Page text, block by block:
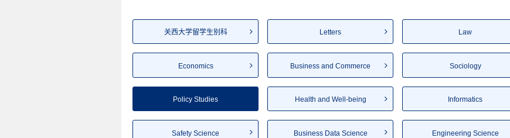
关西大学留学生别科 Letters Law
Economics Business and Commerce Sociology
Policy Studies Health and Well-being Informatics
Safety Science Business Data Science Engineering Science